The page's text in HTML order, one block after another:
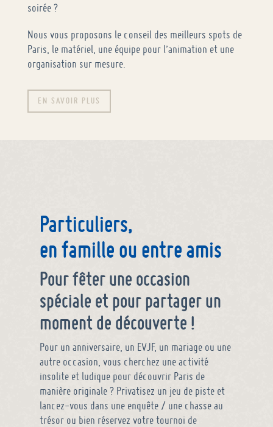
soirée ?
Nous vous proposons le conseil des meilleurs spots de
Paris, le matériel, une équipe pour l’animation et une
organisation sur mesure.
EN SAVOIR PLUS
Particuliers,
en famille ou entre amis
Pour fêter une occasion
spéciale et pour partager un
moment de découverte !
Pour un anniversaire, un EVJF, un mariage ou une
autre occasion, vous cherchez une activité
insolite et ludique pour découvrir Paris de
manière originale ? Privatisez un jeu de piste et
lancez-vous dans une enquête / une chasse au
trésor ou bien réservez votre tournoi de